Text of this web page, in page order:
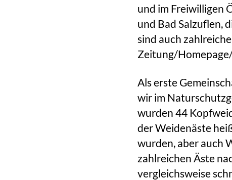
und im Freiwilligen
und Bad Salzuflen,
sind auch
Zeitung/
Als erste
wir im
wurden 44
der Weidenäste
wurden, aber auch
zahlreichen Äste
vergleichsweise